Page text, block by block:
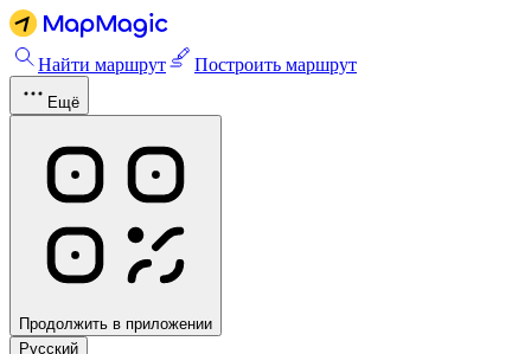
Найти маршрут Построить маршрут
Ещё
Продолжить в приложении
Русский